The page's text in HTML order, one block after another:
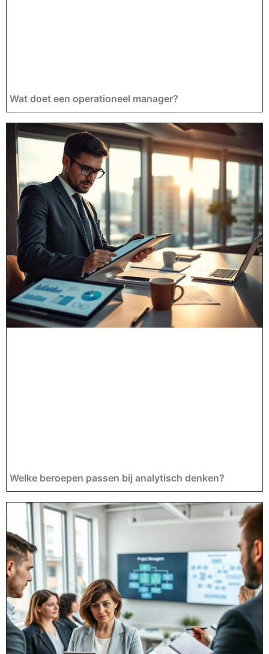
Wat doet een operationeel manager?
Welke beroepen passen bij analytisch denken?